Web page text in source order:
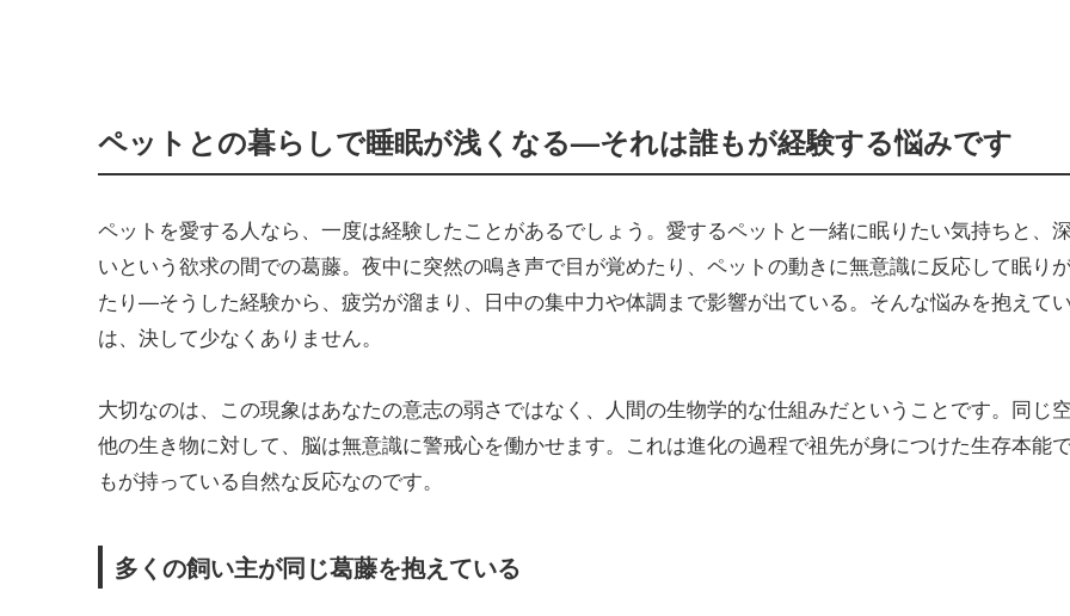
ペットとの暮らしで睡眠が浅くなる—それは誰もが経験する悩みです
ペットを愛する人なら、一度は経験したことがあるでしょう。愛するペットと一緒に眠りたい気持ちと、
いという欲求の間での葛藤。夜中に突然の鳴き声で目が覚めたり、ペットの動きに無意識に反応して眠り
たり—そうした経験から、疲労が溜まり、日中の集中力や体調まで影響が出ている。そんな悩みを抱えて
は、決して少なくありません。
大切なのは、この現象はあなたの意志の弱さではなく、人間の生物学的な仕組みだということです。同じ
他の生き物に対して、脳は無意識に警戒心を働かせます。これは進化の過程で祖先が身につけた生存本能
もが持っている自然な反応なのです。
多くの飼い主が同じ葛藤を抱えている